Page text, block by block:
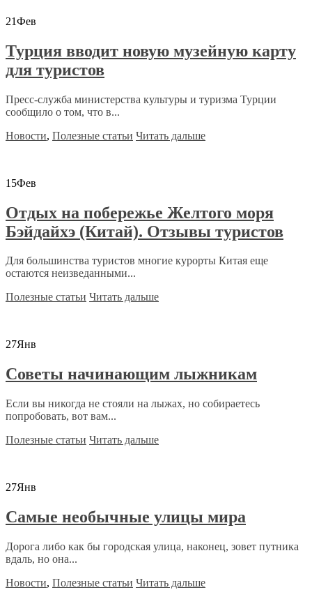
21Фев
Турция вводит новую музейную карту
для туристов
Пресс-служба министерства культуры и туризма Турции
сообщило о том, что в...
Новости, Полезные статьи Читать дальше
15Фев
Отдых на побережье Желтого моря
Бэйдайхэ (Китай). Отзывы туристов
Для большинства туристов многие курорты Китая еще
остаются неизведанными...
Полезные статьи Читать дальше
27Янв
Советы начинающим лыжникам
Если вы никогда не стояли на лыжах, но собираетесь
попробовать, вот вам...
Полезные статьи Читать дальше
27Янв
Самые необычные улицы мира
Дорога либо как бы городская улица, наконец, зовет путника
вдаль, но она...
Новости, Полезные статьи Читать дальше